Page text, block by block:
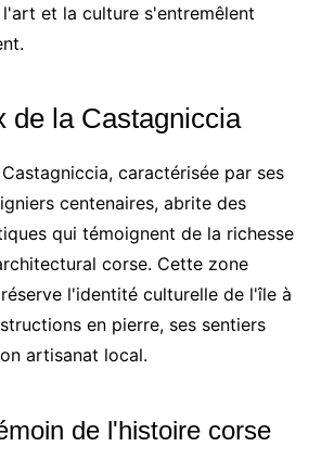
et la culture s'entremêlent
de la Castagniccia
caractérisée par ses
centenaires, abrite des
qui témoignent de la richesse
corse. Cette zone
l'identité culturelle de l'île à
en pierre, ses sentiers
artisanat local.
de l'histoire corse